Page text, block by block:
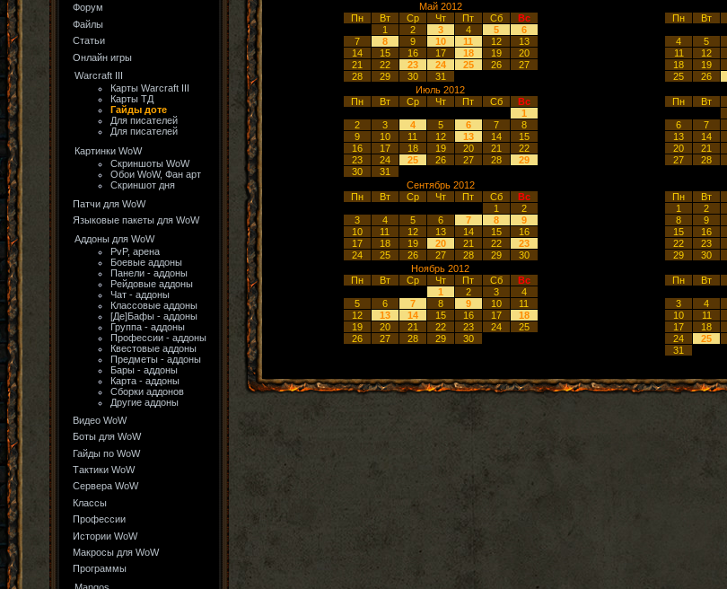
Форум
Файлы
Статьи
Онлайн игры
Warcraft III
Карты Warcraft III
Карты ТД
Гайды доте
Для писателей
Для писателей
Картинки WoW
Скриншоты WoW
Обои WoW, Фан арт
Скриншот дня
Патчи для WoW
Языковые пакеты для WoW
Аддоны для WoW
PvP, арена
Боевые аддоны
Панели - аддоны
Рейдовые аддоны
Чат - аддоны
Классовые аддоны
[Де]Бафы - аддоны
Группа - аддоны
Профессии - аддоны
Квестовые аддоны
Предметы - аддоны
Бары - аддоны
Карта - аддоны
Сборки аддонов
Другие аддоны
Видео WoW
Боты для WoW
Гайды по WoW
Тактики WoW
Сервера WoW
Классы
Профессии
Истории WoW
Макросы для WoW
Программы
Май 2012
Пн
Вт Ср Чт Пт Сб
Вс
1
2 3 4 5
6
7
8 9 10 11 12
13
14
15 16 17 18 19
20
21
22 23 24 25 26
27
28
29 30 31
Пн
Вт
4
5
11
12
18
19
25
26
Июль 2012
Пн
Вт Ср Чт Пт Сб
Вс
1
2
3 4 5 6 7
8
9
10 11 12 13 14
15
16
17 18 19 20 21
22
23
24 25 26 27 28
29
30
31
Пн
Вт
6
7
13
14
20
21
27
28
Сентябрь 2012
Пн
Вт Ср Чт Пт Сб
Вс
1
2
3
4 5 6 7 8
9
10
11 12 13 14 15
16
17
18 19 20 21 22
23
24
25 26 27 28 29 30
Пн
Вт
1
2
8
9
15
16
22
23
29
30
Ноябрь 2012
Пн
Вт Ср Чт Пт Сб
Вс
1
2 3
4
5
6 7 8 9 10
11
12
13 14 15 16 17
18
19
20 21 22 23 24
25
26
27 28 29 30
Пн
Вт
3
4
10
11
17
18
24
25
31